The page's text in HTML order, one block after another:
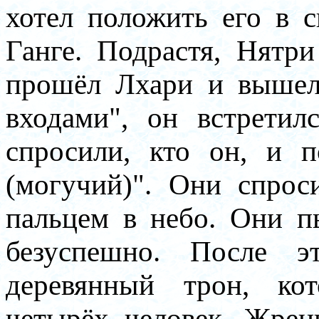
хотел положить его в
Ганге. Подрастя,
прошёл Лхари и
входами", он
спросили, кто он, и
(могучий)". Они
пальцем в небо. Они
безуспешно. После
деревянный трон,